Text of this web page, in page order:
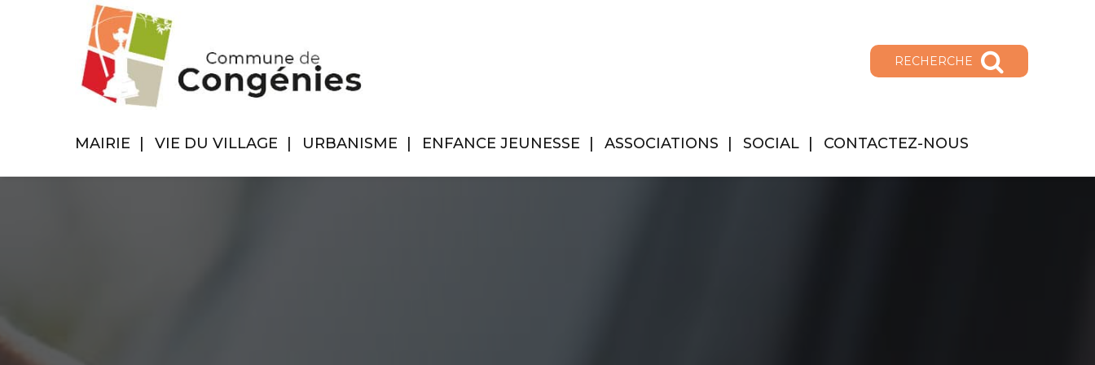
RECHERCHE
MAIRIE VIE DU VILLAGE URBANISME ENFANCE JEUNESSE ASSOCIATIONS SOCIAL CONTACTEZ-NOUS